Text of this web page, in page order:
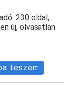
230 oldal,
új, olvasatlan
teszem